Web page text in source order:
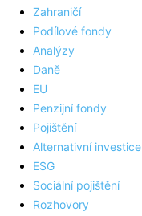
Zahraničí
Podílové fondy
Analýzy
Daně
EU
Penzijní fondy
Pojištění
Alternativní investice
ESG
Sociální pojištění
Rozhovory